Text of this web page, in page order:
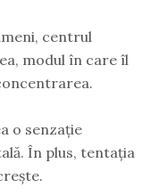
centrul
modul în care îl
o senzație
În plus, tentația